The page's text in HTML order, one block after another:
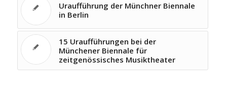
Uraufführung der Münchner Biennale
in Berlin
15 Uraufführungen bei der
Münchener Biennale für
zeitgenössisches Musiktheater